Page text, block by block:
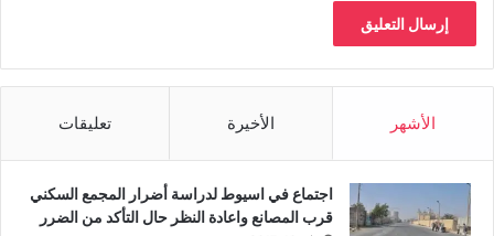
الأشهر الأخيرة تعليقات
اجتماع في اسيوط لدراسة أضرار المجمع السكني
قرب المصانع واعادة النظر حال التأكد من الضرر